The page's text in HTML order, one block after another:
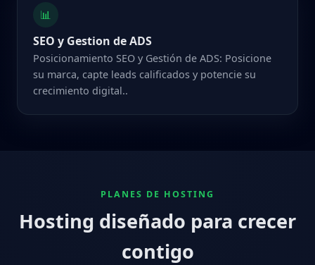
📊
SEO y Gestion de ADS
Posicionamiento SEO y Gestión de ADS: Posicione
su marca, capte leads calificados y potencie su
crecimiento digital..
PLANES DE HOSTING
Hosting diseñado para crecer
contigo